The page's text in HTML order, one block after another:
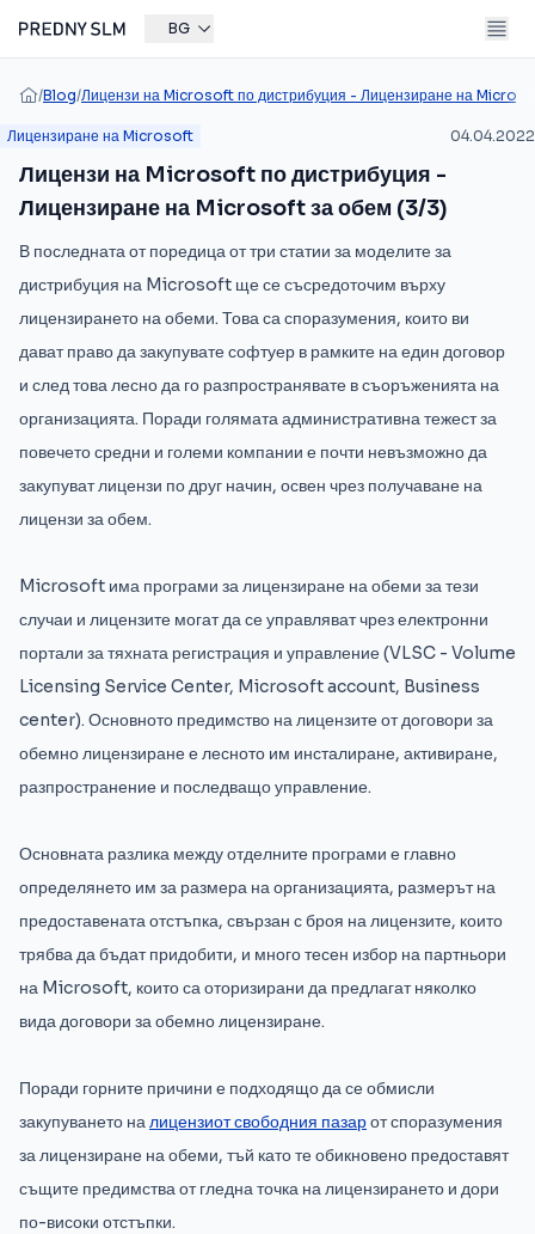
BG
/Blog/Лицензи на Microsoft по дистрибуция - Лицензиране на
Лицензиране на Microsoft 04.04.2022
Лицензи на Microsoft по дистрибуция -
Лицензиране на Microsoft за обем (3/3)
В последната от поредица от три статии за моделите за
дистрибуция на Microsoft ще се съсредоточим върху
лицензирането на обеми. Това са споразумения, които ви
дават право да закупувате софтуер в рамките на един договор
и след това лесно да го разпространявате в съоръженията на
организацията. Поради голямата административна тежест за
повечето средни и големи компании е почти невъзможно да
закупуват лицензи по друг начин, освен чрез получаване на
лицензи за обем.
Microsoft има програми за лицензиране на обеми за тези
случаи и лицензите могат да се управляват чрез електронни
портали за тяхната регистрация и управление (VLSC - Volume
Licensing Service Center, Microsoft account, Business
center). Основното предимство на лицензите от договори за
обемно лицензиране е лесното им инсталиране, активиране,
разпространение и последващо управление.
Основната разлика между отделните програми е главно
определянето им за размера на организацията, размерът на
предоставената отстъпка, свързан с броя на лицензите, които
трябва да бъдат придобити, и много тесен избор на партньори
на Microsoft, които са оторизирани да предлагат няколко
вида договори за обемно лицензиране.
Поради горните причини е подходящо да се обмисли
закупуването налицензиот свободния пазарот споразумения
за лицензиране на обеми, тъй като те обикновено предоставят
същите предимства от гледна точка на лицензирането и дори
по-високи отстъпки.